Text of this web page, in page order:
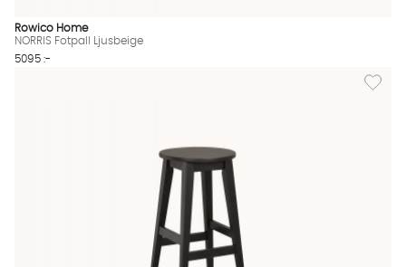
Rowico Home
NORRIS Fotpall Ljusbeige
5095 :-
Lägg